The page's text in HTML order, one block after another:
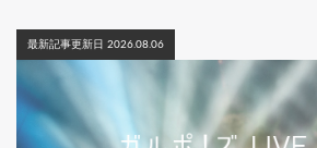
最新記事更新日 2026.08.06